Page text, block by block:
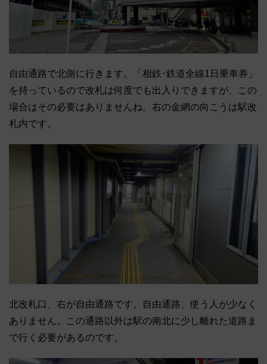
自由通路で北側に行きます。「相鉄･鉄道全線1日乗車券」
を持っているので改札は何度でも出入りできますが、この
場合はその必要はありませんね。右の金網の向こうは駅改
札内です。
北改札口、右が自由通路です。自由通路、使う人が少なく
ありません。この通路以外は駅の南北に少し離れた道路ま
で行く必要があるのです。